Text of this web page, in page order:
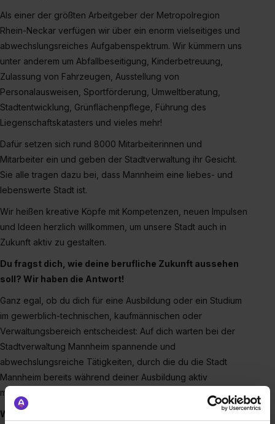
Als einer der größten Arbeitgeber der Metropolregion
Rhein-Neckar verfügen wir über ein enorm vielseitiges und
abwechslungsreiches Aufgabenspektrum. Wir kümmern uns
unter anderem um Abfallbeseitigung, Kinderbetreuung,
Zulassung von Fahrzeugen, Ausstellung von
Personalausweisen, Sportförderung, Umweltberatung,
Stadtentwicklung, Grünflächenpflege, Führung des
Liegenschaftskatasters und vieles mehr!
Dafür setzen sich rund 8000 Mitarbeiterinnen und
Mitarbeiter ein und geben der Stadtverwaltung ihr Gesicht.
Sie alle tragen dazu bei, dass Mannheim eine liebes- und
lebenswerte Stadt ist.
Wir heißen kreative Köpfe mit Kompetenzen, neuen Impulsen
und Ideen herzlich willkommen, um unsere Stadt auch in
Zukunft aktiv zu gestalten.
Du fragst dich, wie deine berufliche Zukunft aussehen
soll? Wir haben die Antwort!
Ganz egal, ob du dich für eine Ausbildung oder ein Studium
im gewerblich-technischen, kaufmännischen oder
Verwaltungsbereich entscheidest: Auf dich warten bei der
Stadtverwaltung Mannheim spannende und
abwechslungsreiche Tätigkeiten, durch die du die Stadt
Mannheim bereits während deiner Ausbildung aktiv
mitgestalten kannst.
Werde zum/zur Stadtgestalter*in und wähle aus rund